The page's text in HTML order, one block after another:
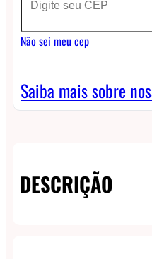
Clapton
(10
unidades)
-
N80
Não sei meu cep
Saiba mais sobre
DESCRIÇÃO